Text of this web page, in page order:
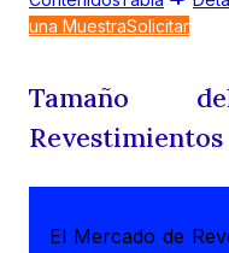
una MuestraSolicitar
Tamaño
El Mercado de